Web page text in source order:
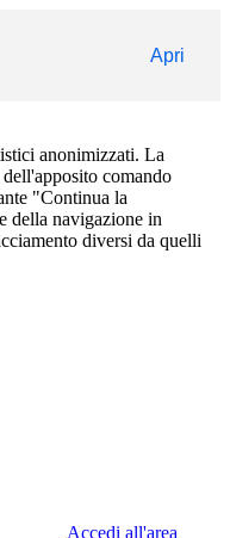
Apri
anonimizzati. La
comando
"Continua la
della navigazione in
diversi da quelli
Accedi all'area